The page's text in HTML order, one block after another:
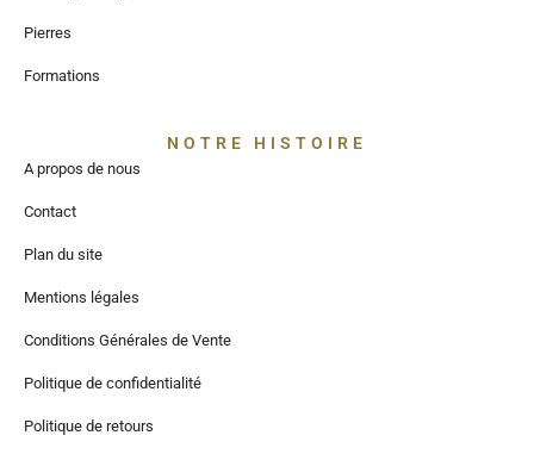
Pierres
Formations
NOTRE HISTOIRE
A propos de nous
Contact
Plan du site
Mentions légales
Conditions Générales de Vente
Politique de confidentialité
Politique de retours